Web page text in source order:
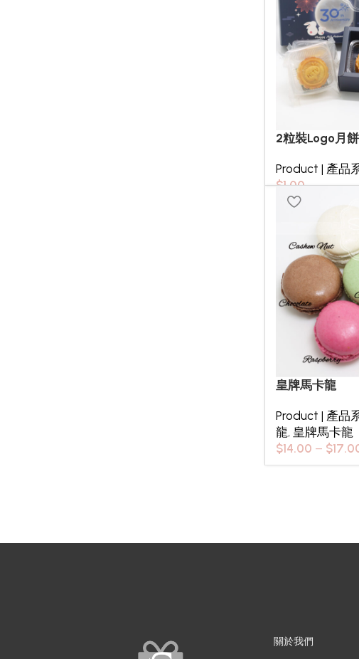
2粒裝Logo月
Product | 產品
$1.00
皇牌馬卡龍
Product | 產品
龍, 皇牌馬卡龍
$14.00 – $
關於我們